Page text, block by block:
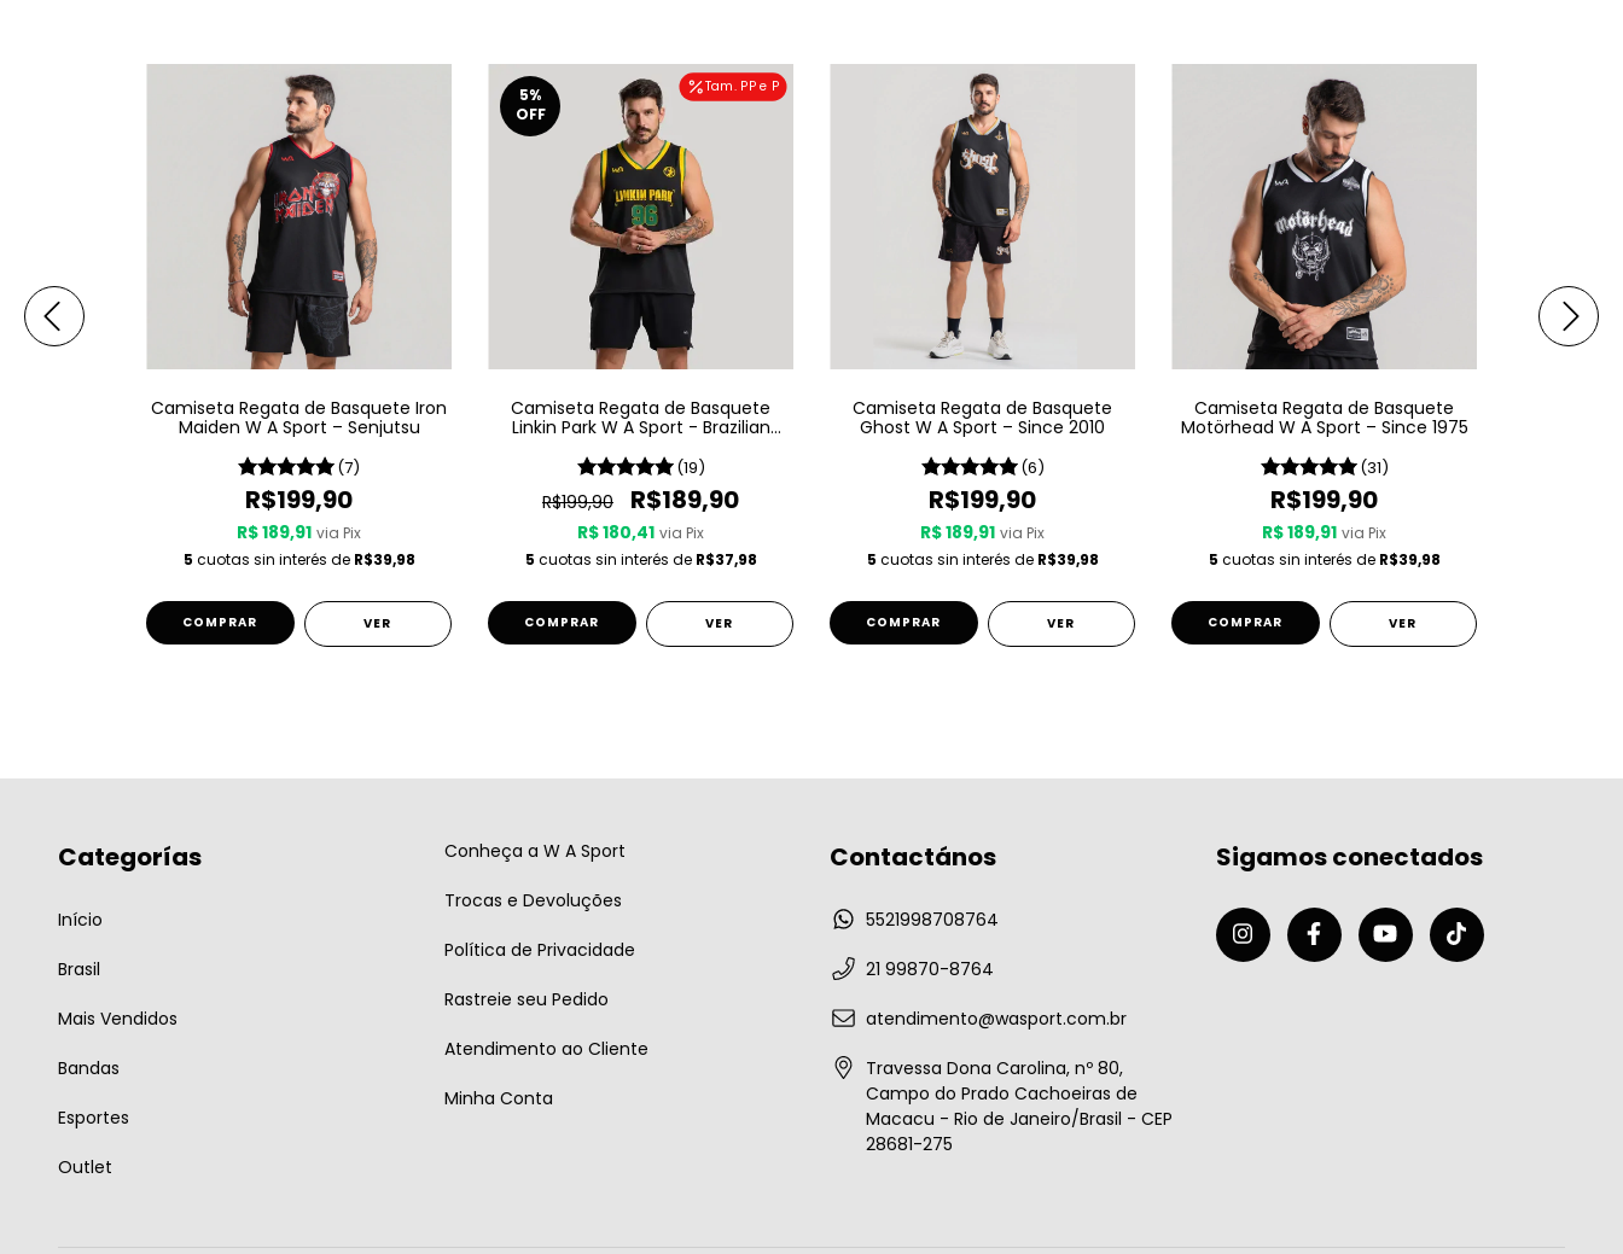
Camiseta Regata de Basquete Iron
Maiden W A Sport – Senjutsu
(7)
R$199,90
R$ 189,91 via Pix
5 cuotas sin interés de R$39,98
COMPRAR VER
Tam. PP e P
5%
OFF
Camiseta Regata de Basquete
Linkin Park W A Sport - Brazilian
(19)
R$199,90 R$189,90
R$ 180,41 via Pix
5 cuotas sin interés de R$37,98
COMPRAR VER
Camiseta Regata de Basquete
Ghost W A Sport – Since 2010
(6)
R$199,90
R$ 189,91 via Pix
5 cuotas sin interés de R$39,98
COMPRAR VER
Camiseta Regata de Basquete
Motörhead W A Sport – Since 1975
(31)
R$199,90
R$ 189,91 via Pix
5 cuotas sin interés de R$39,98
COMPRAR VER
Categorías
Início
Brasil
Mais Vendidos
Bandas
Esportes
Outlet
Conheça a W A Sport
Trocas e Devoluções
Política de Privacidade
Rastreie seu Pedido
Atendimento ao Cliente
Minha Conta
Contactános
5521998708764
21 99870-8764
atendimento@wasport.com.br
Travessa Dona Carolina, nº 80,
Campo do Prado Cachoeiras de
Macacu - Rio de Janeiro/Brasil - CEP
28681-275
Sigamos conectados